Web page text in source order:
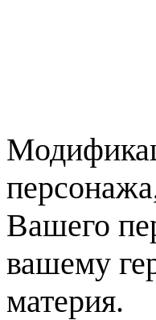
Вашего
вашему
материя.